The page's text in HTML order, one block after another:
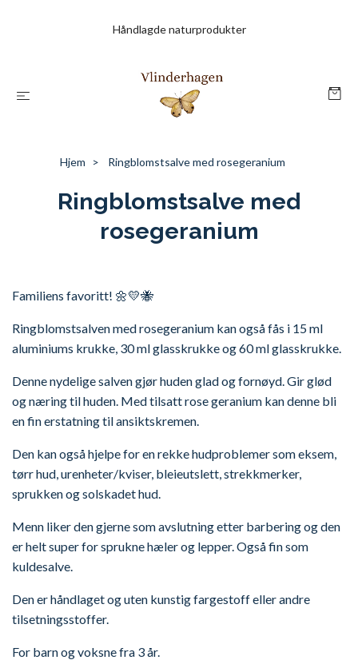
Håndlagde naturprodukter
Hjem Ringblomstsalve med rosegeranium
Ringblomstsalve med
rosegeranium
Familiens favoritt! 🌼💛🐝
Ringblomstsalven med rosegeranium kan også fås i 15 ml
aluminiums krukke, 30 ml glasskrukke og60 ml glasskrukke.
Denne nydelige salven gjør huden glad og fornøyd. Gir glød
og næring til huden. Med tilsatt rose geranium kan denne bli
en fin erstatning til ansiktskremen.
Den kan også hjelpe for en rekke hudproblemer som eksem,
tørr hud, urenheter/kviser, bleieutslett, strekkmerker,
sprukken og solskadet hud.
Menn liker den gjerne som avslutning etter barbering og den
er helt super for sprukne hæler og lepper. Også fin som
kuldesalve.
Den er håndlaget og uten kunstig fargestoff eller andre
tilsetningsstoffer.
For barn og voksne fra 3 år.